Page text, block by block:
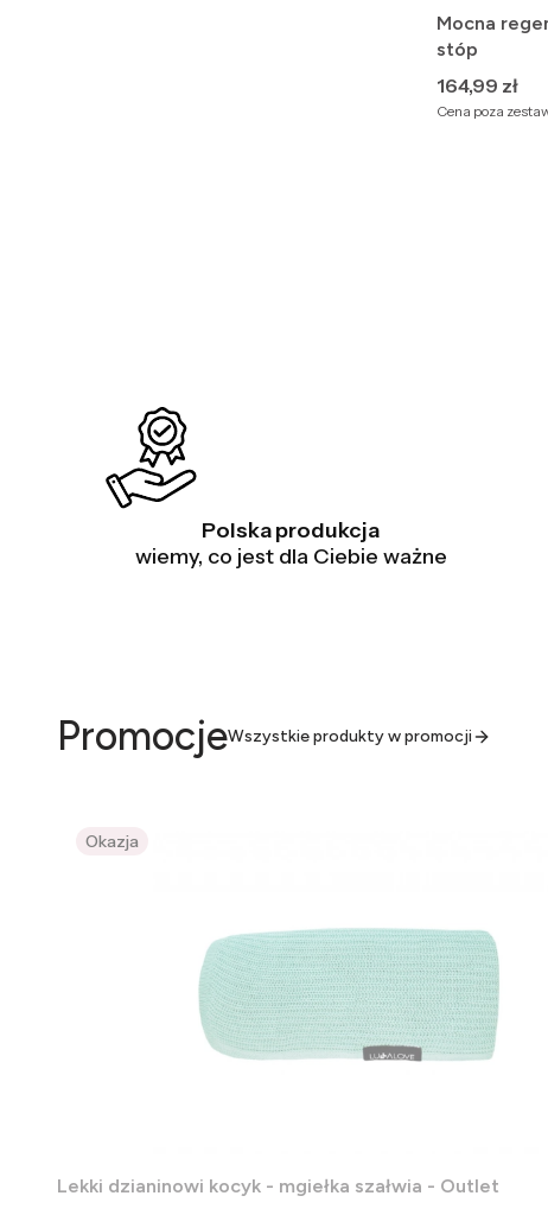
Mocna
stóp
Cena
164,99 zł
Cena poza
Polska produkcja
wiemy, co jest dla Ciebie ważne
PromocjeWszystkie produkty w promocji
Okazja
Lekki dzianinowi kocyk - mgiełka szałwia - Outlet